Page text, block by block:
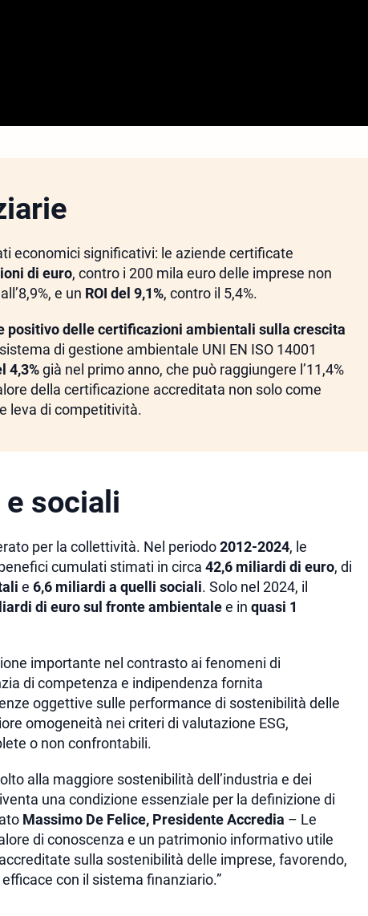
economici significativi: le aziende certificate
di euro, contro i 200 mila euro delle imprese non
e un ROI del 9,1%, contro il 5,4%.
positivo delle certificazioni ambientali sulla crescita
di gestione ambientale UNI EN ISO 14001
4,3%già nel primo anno, che può raggiungere l’11,4%
della certificazione accreditata non solo come
leva di competitività.
sociali
per la collettività. Nel periodo2012-2024, le
cumulati stimati in circa 42,6 miliardi di euro, di
e 6,6 miliardi a quelli sociali. Solo nel 2024, il
di euro sul fronte ambientalee in quasi 1
importante nel contrasto ai fenomeni di
di competenza e indipendenza fornita
oggettive sulle performance di sostenibilità delle
omogeneità nei criteri di valutazione ESG,
o non confrontabili.
alla maggiore sostenibilità dell’industria e dei
una condizione essenziale per la definizione di
Massimo De Felice, Presidente Accredia – Le
di conoscenza e un patrimonio informativo utile
sulla sostenibilità delle imprese, favorendo,
con il sistema finanziario.”